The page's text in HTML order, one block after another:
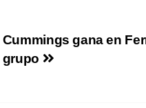
Cummings gana en
grupo